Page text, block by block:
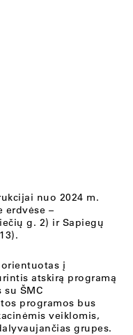
nuo 2024 m.
erdvėse –
g. 2) ir Sapiegų
į
atskirą programą
ŠMC
programos bus
veiklomis,
grupes.